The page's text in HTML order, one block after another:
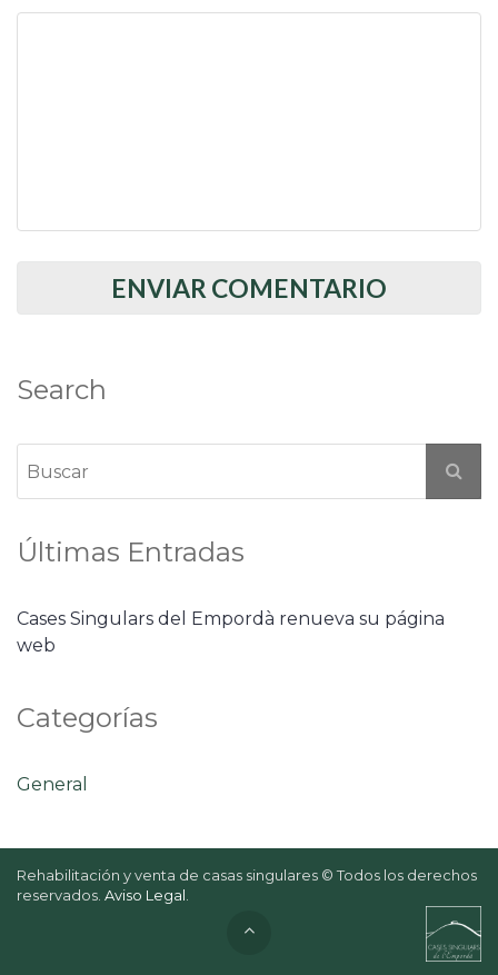
Search
Últimas Entradas
Cases Singulars del Empordà renueva su página
web
Categorías
General
Rehabilitación y venta de casas singulares © Todos los derechos
reservados. Aviso Legal